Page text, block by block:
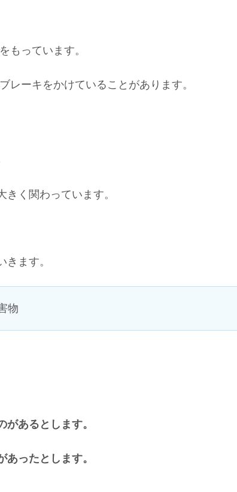
もっています。
レーキをかけていることがあります。
く関わっています。
ます。
物
あるとします。
ったとします。